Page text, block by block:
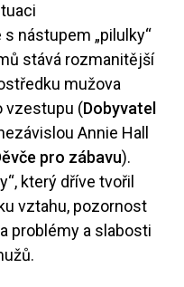
nástupem „pilulky“
stává rozmanitější
mužova
vzestupu (Dobyvatel
Annie Hall
pro zábavu).
který dříve tvořil
vztahu, pozornost
problémy a slabosti